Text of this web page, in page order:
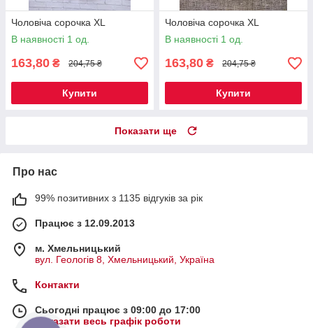
Чоловіча сорочка XL
В наявності 1 од.
163,80 ₴ 204,75 ₴
Купити
Чоловіча сорочка XL
В наявності 1 од.
163,80 ₴ 204,75 ₴
Купити
Показати ще
Про нас
99% позитивних з 1135 відгуків за рік
Працює з 12.09.2013
м. Хмельницький
вул. Геологів 8, Хмельницький, Україна
Контакти
Сьогодні працює з 09:00 до 17:00
Показати весь графік роботи